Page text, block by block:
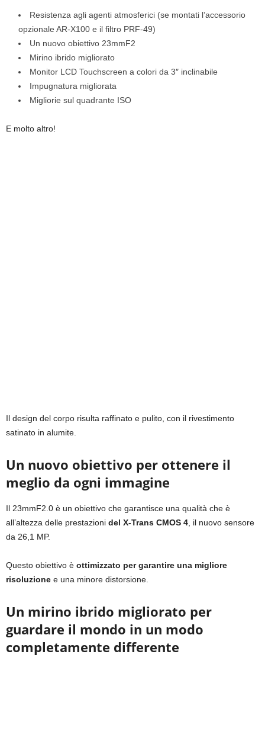
Resistenza agli agenti atmosferici (se montati l’accessorio
opzionale AR-X100 e il filtro PRF-49)
Un nuovo obiettivo 23mmF2
Mirino ibrido migliorato
Monitor LCD Touchscreen a colori da 3″ inclinabile
Impugnatura migliorata
Migliorie sul quadrante ISO
E molto altro!
Il design del corpo risulta raffinato e pulito, con il rivestimento
satinato in alumite.
Un nuovo obiettivo per ottenere il
meglio da ogni immagine
Il 23mmF2.0 è un obiettivo che garantisce una qualità che è
all’altezza delle prestazioni del X-Trans CMOS 4 , il nuovo sensore
da 26,1 MP.
Questo obiettivo è ottimizzato per garantire una migliore
risoluzione e una minore distorsione.
Un mirino ibrido migliorato per
guardare il mondo in un modo
completamente differente